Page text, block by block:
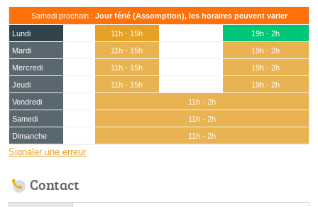
Samedi prochain : Jour férié (Assomption), les horaires peuvent varier
Lundi 11h - 15h
19h - 2h
Mardi
11h - 15h
19h - 2h
Mercredi
11h - 15h
19h - 2h
Jeudi
11h - 15h
19h - 2h
Vendredi
11h - 2h
Samedi
11h - 2h
Dimanche
11h - 2h
Signaler une erreur
Contact